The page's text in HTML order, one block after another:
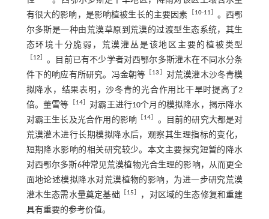
有很大的影响，是影响植被生长的主要因素
10-11
。西鄂
尔多斯是一种由荒漠草原到荒漠的过渡型生态系统，其生
态环境十分脆弱，荒漠灌丛是该地区主要的植被类型
12
。目前已有不少学者对西鄂尔多斯灌木在不同水分条
件下的响应有所研究。冯金朝等
13
对荒漠灌木沙冬青模
拟降水，结果表明，沙冬青的光合作用比干旱时提高了2
倍。董雪等
14］ 对霸王进行10个月的模拟降水，揭示降水
对霸王生长及光合作用的影响
14
。目前的研究大都是对
荒漠灌木进行长期模拟降水后，观察其生理指标的变化，
短期降水影响的相关研究较少。本文主要探究短暂的降水
对西鄂尔多斯6种常见荒漠植物光合生理的影响，从而更全
面地论述模拟降水对荒漠植物的影响，为进一步研究荒漠
灌木生态需水量奠定基础
15
，对区域的生态修复和重建
具有重要的参考价值。